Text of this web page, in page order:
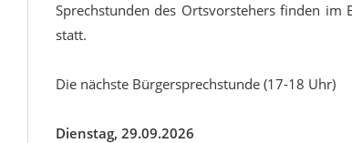
Sprechstunden des Ortsvorstehers finden im
statt.
Die nächste Bürgersprechstunde (17-18 Uhr)
Dienstag, 29.09.2026